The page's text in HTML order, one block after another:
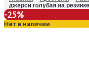
джерси голубая на
-25%
Нет в наличии